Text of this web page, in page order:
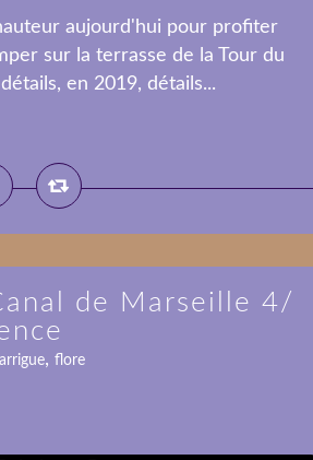
aujourd'hui pour profiter
sur la terrasse de la Tour du
en 2019, détails...
de Marseille 4/
, flore